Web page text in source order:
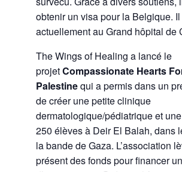
obtenir un visa pour la Belgique.
actuellement au Grand hôpital de
The Wings of Healing a lancé le
projetCompassionate Hearts
Palestinequi a permisdans un
de créer une petite clinique
dermatologique/pédiatrique et
250 élèves à Deir El Balah, dans
la bande de Gaza. L’association
présent des fonds pour financer